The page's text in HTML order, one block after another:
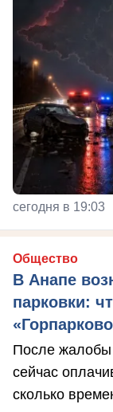
сегодня в 19:03
Общество
В Анапе
парковки:
После жалобы
сейчас
сколько